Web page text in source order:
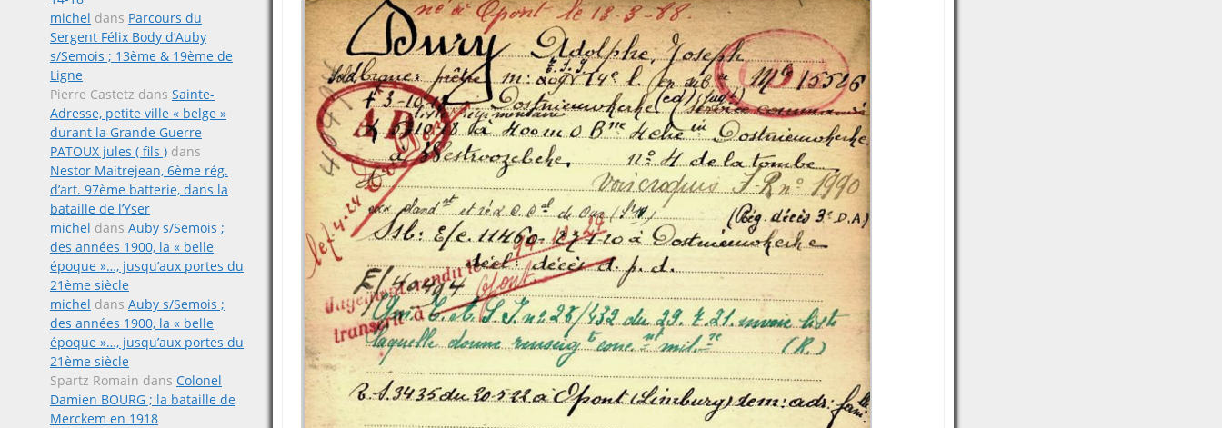
michel dans Parcours du
Sergent Félix Body d’Auby
s/Semois ; 13ème & 19ème de
Ligne
Pierre Castetz dans Sainte-
Adresse, petite ville « belge »
durant la Grande Guerre
PATOUX jules ( fils ) dans
Nestor Maitrejean, 6ème rég.
d’art. 97ème batterie, dans la
bataille de l’Yser
michel dans Auby s/Semois ;
des années 1900, la « belle
époque »…, jusqu’aux portes du
21ème siècle
michel dans Auby s/Semois ;
des années 1900, la « belle
époque »…, jusqu’aux portes du
21ème siècle
Spartz Romain dans Colonel
Damien BOURG ; la bataille de
Merckem en 1918